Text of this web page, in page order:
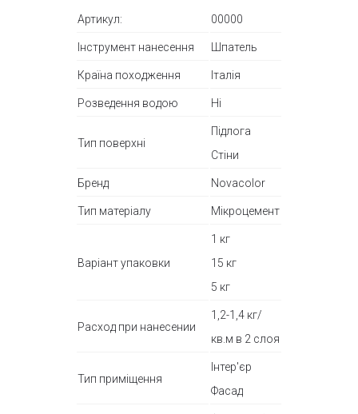
Артикул: 00000
Інструмент нанесення Шпатель
Країна походження Італія
Розведення водою Ні
Тип поверхні
Підлога
Стіни
Бренд Novacolor
Тип матеріалу Мікроцемент
Варіант упаковки
1 кг
15 кг
5 кг
Расход при нанесении
1,2-1,4 кг/
кв.м в 2 слоя
Тип приміщення
Інтер'єр
Фасад